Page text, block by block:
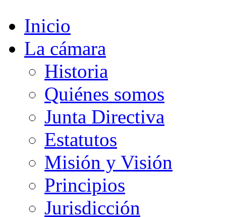
Inicio
La cámara
Historia
Quiénes somos
Junta Directiva
Estatutos
Misión y Visión
Principios
Jurisdicción